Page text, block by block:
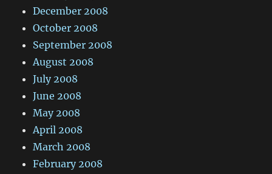
December 2008
October 2008
September 2008
August 2008
July 2008
June 2008
May 2008
April 2008
March 2008
February 2008